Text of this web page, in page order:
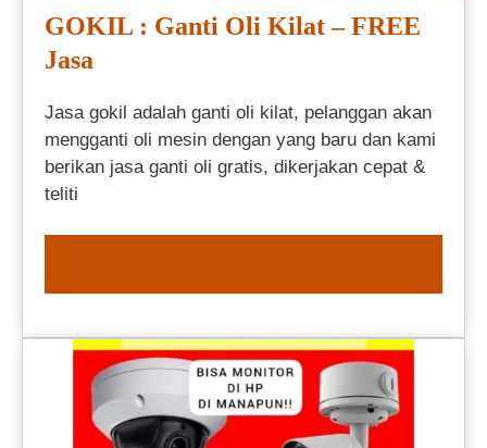
GOKIL : Ganti Oli Kilat – FREE
Jasa
Jasa gokil adalah ganti oli kilat, pelanggan akan
mengganti oli mesin dengan yang baru dan kami
berikan jasa ganti oli gratis, dikerjakan cepat &
teliti